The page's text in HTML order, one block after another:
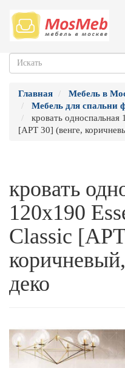
Главная Мебель в
Мебель для спальни
кровать односпальная
[АРТ 30] (венге,
кровать
120х190
Classic
деко